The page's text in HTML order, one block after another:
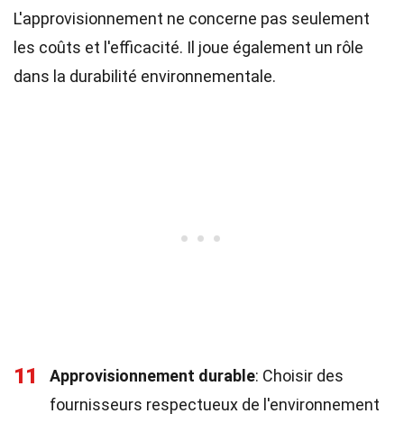
L'approvisionnement ne concerne pas seulement
les coûts et l'efficacité. Il joue également un rôle
dans la durabilité environnementale.
11 Approvisionnement durable: Choisir des
fournisseurs respectueux de l'environnement